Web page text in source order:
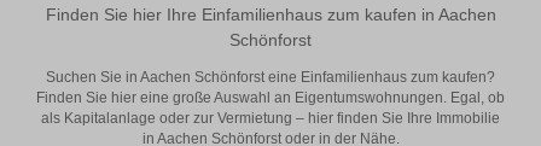
Finden Sie hier Ihre Einfamilienhaus zum kaufen in Aachen
Schönforst
Suchen Sie in Aachen Schönforst eine Einfamilienhaus zum kaufen?
Finden Sie hier eine große Auswahl an Eigentumswohnungen. Egal, ob
als Kapitalanlage oder zur Vermietung – hier finden Sie Ihre Immobilie
in Aachen Schönforst oder in der Nähe.